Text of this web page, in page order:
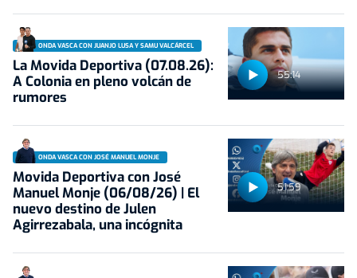
55:14
ONDA VASCA CON JUANJO LUSA Y SAMU VALCÁRCEL
La Movida Deportiva (07.08.26):
A Colonia en pleno volcán de
rumores
51:59
ONDA VASCA CON JOSÉ MANUEL MONJE
Movida Deportiva con José
Manuel Monje (06/08/26) | El
nuevo destino de Julen
Agirrezabala, una incógnita